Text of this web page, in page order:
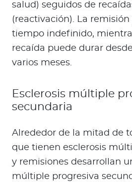
salud) seguidos de
(reactivación). La
tiempo indefinido,
recaída puede durar
varios meses.
Esclerosis múltiple
secundaria
Alrededor de la mitad de
que tienen esclerosis
y remisiones desarrollan
múltiple progresiva